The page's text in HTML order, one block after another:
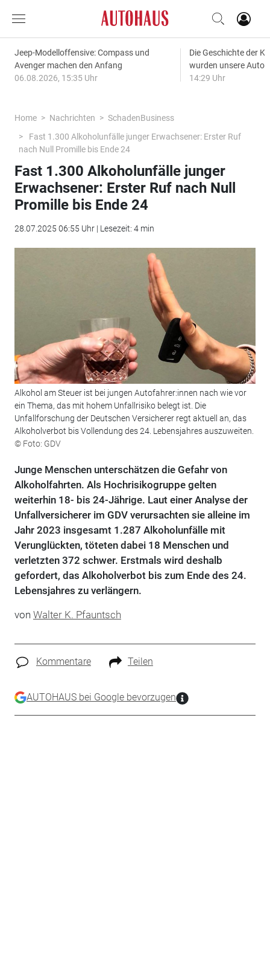
Jeep-Modelloffensive: Compass und
Avenger machen den Anfang
06.08.2026, 15:35 Uhr
Die Geschichte der
wurden unsere
14:29 Uhr
Home Nachrichten
SchadenBusiness
Fast 1.300 Alkoholunfälle junger Erwachsener: Erster Ruf
nach Null Promille bis Ende 24
Fast 1.300 Alkoholunfälle junger
Erwachsener: Erster Ruf nach Null
Promille bis Ende 24
28.07.2025 06:55 Uhr | Lesezeit: 4 min
Alkohol am Steuer ist bei jungen Autofahrer:innen nach wie vor
ein Thema, das mit hohem Unfallrisiko belegt ist. Die
Unfallforschung der Deutschen Versicherer regt aktuell an, das
Alkoholverbot bis Vollendung des 24. Lebensjahres auszuweiten.
© Foto: GDV
Junge Menschen unterschätzen die Gefahr von
Alkoholfahrten. Als Hochrisikogruppe gelten
weiterhin 18- bis 24-Jährige. Laut einer Analyse der
Unfallversicherer im GDV verursachten sie alleine im
Jahr 2023 insgesamt 1.287 Alkoholunfälle mit
Verunglückten, töteten dabei 18 Menschen und
verletzten 372 schwer. Erstmals wird deshalb
gefordert, das Alkoholverbot bis zum Ende des 24.
Lebensjahres zu verlängern.
von Walter K. Pfauntsch
Kommentare Teilen
AUTOHAUS bei Google bevorzugen